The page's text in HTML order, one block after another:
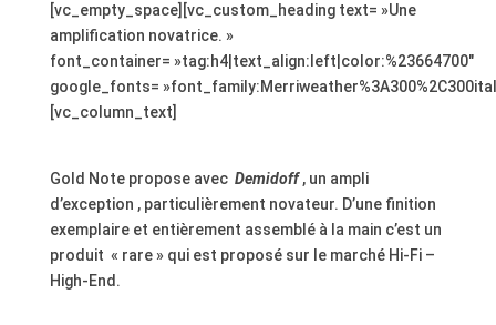
[vc_empty_space][vc_custom_heading text= »Une
amplification novatrice. »
font_container= »tag:h4|text_align:left|color:%23664700″
google_fonts=
[vc_column_text]
Gold Note propose avec Demidoff, un ampli
d’exception , particulièrement novateur. D’une finition
exemplaire et entièrement assemblé à la main c’est un
produit « rare » qui est proposé sur le marché Hi-Fi –
High-End.